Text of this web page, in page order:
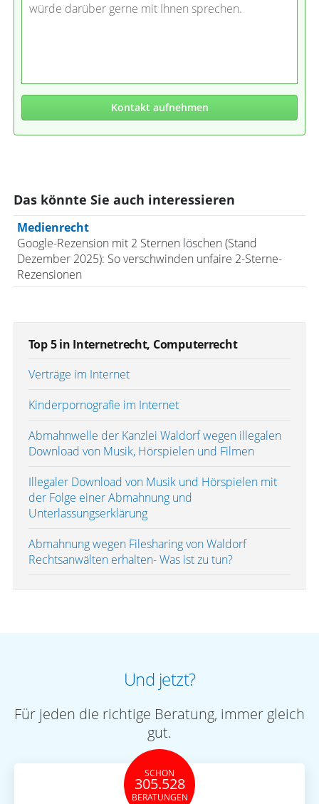
würde darüber gerne mit Ihnen sprechen.
Kontakt aufnehmen
Das könnte Sie auch interessieren
Medienrecht
Google-Rezension mit 2 Sternen löschen (Stand
Dezember 2025): So verschwinden unfaire 2-Sterne-
Rezensionen
Top 5 in Internetrecht, Computerrecht
Verträge im Internet
Kinderpornografie im Internet
Abmahnwelle der Kanzlei Waldorf wegen illegalen
Download von Musik, Hörspielen und Filmen
Illegaler Download von Musik und Hörspielen mit
der Folge einer Abmahnung und
Unterlassungserklärung
Abmahnung wegen Filesharing von Waldorf
Rechtsanwälten erhalten- Was ist zu tun?
Und jetzt?
Für jeden die richtige Beratung, immer gleich
gut.
SCHON
305.528
BERATUNGEN